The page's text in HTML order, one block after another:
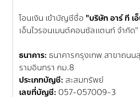
โอนเงิน เข้าบัญชีชื่อ "บริษัท อาร์ ที เ
เอ็นไวรอนเมนต์คอนซัลแตนท์ จำกั
ธนาคาร: ธนาคารกรุงเทพ สาขาถนน
รามอินทรา กม.8
ประเภทบัญชี: สะสมทรัพย์
เลขที่บัญชี: 057-057009-3